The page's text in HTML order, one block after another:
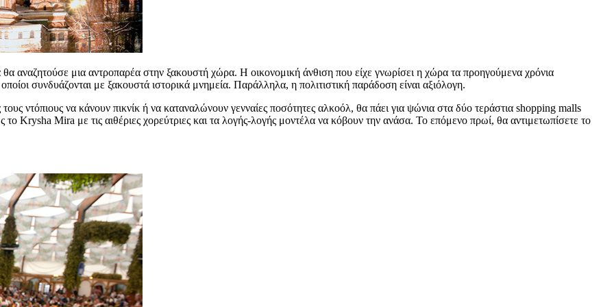
αναζητούσε μια αντροπαρέα στην ξακουστή χώρα. Η οικονομική άνθιση που είχε γνωρίσει η χώρα τα προηγούμενα χρόνια
συνδυάζονται με ξακουστά ιστορικά μνημεία. Παράλληλα, η πολιτιστική παράδοση είναι αξιόλογη.
ντόπιους να κάνουν πικνίκ ή να καταναλώνουν γενναίες ποσότητες αλκοόλ, θα πάει για ψώνια στα δύο τεράστια shopping malls
Mira με τις αιθέριες χορεύτριες και τα λογής-λογής μοντέλα να κόβουν την ανάσα. Το επόμενο πρωί, θα αντιμετωπίσετε το